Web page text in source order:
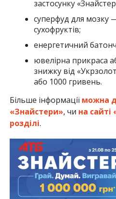
Головний приз – 1 мільйон
АТБ